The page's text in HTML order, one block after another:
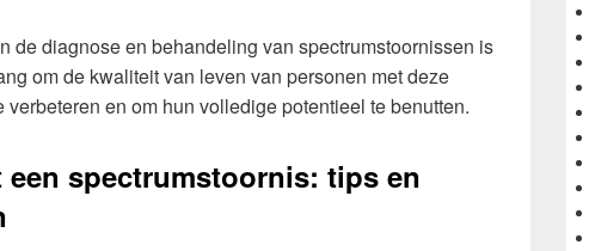
de diagnose en behandeling van spectrumstoornissen is
om de kwaliteit van leven van personen met deze
verbeteren en om hun volledige potentieel te benutten.
een spectrumstoornis: tips en